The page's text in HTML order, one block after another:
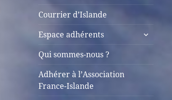
Courrier d’Islande
Espace adhérents
ouvrir
Qui sommes-nous ?
Adhérer à l’Association
France-Islande